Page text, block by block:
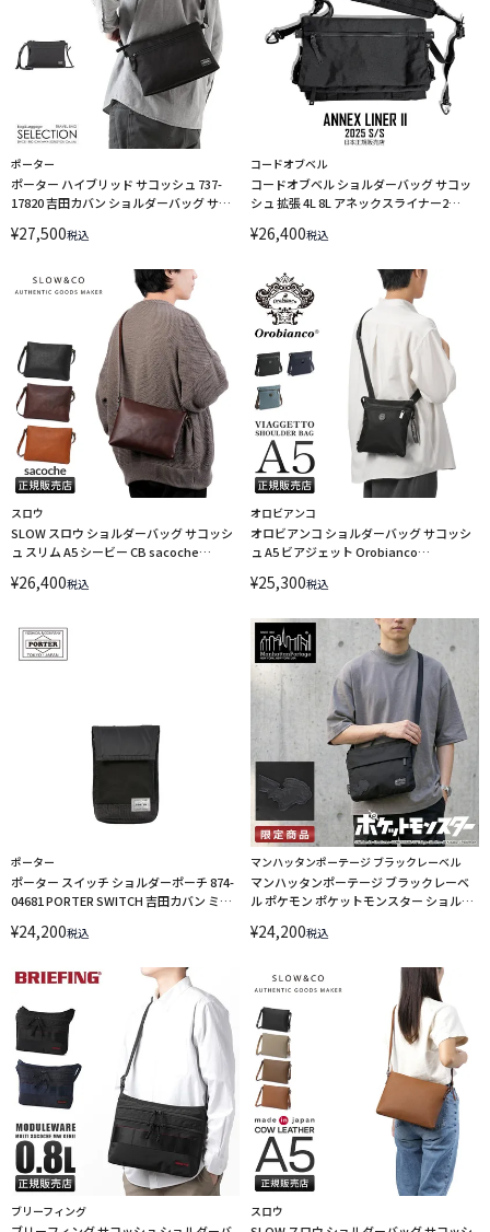
ポーター
ポーター ハイブリッド サコッシュ 737-
17820 吉田カバン ショルダーバッグ サコ
¥27,500税込
コードオブベル
コードオブベル ショルダーバッグ サコッ
シュ 拡張 4L 8L アネックスライナー2
¥26,400税込
スロウ
SLOW スロウ ショルダーバッグ サコッシ
ュ スリム A5 シービー CB sacoche
¥26,400税込
オロビアンコ
オロビアンコ ショルダーバッグ サコッシ
ュ A5 ビアジェット Orobianco
¥25,300税込
ポーター
ポーター スイッチ ショルダーポーチ 874-
04681 PORTER SWITCH 吉田カバン ミニ
¥24,200税込
マンハッタンポーテージ ブラックレーベル
マンハッタンポーテージ ブラックレーベ
ル ポケモン ポケットモンスター ショルダ
BLACK LABEL KENSINGTON SHOULDER
¥24,200税込
ブリーフィング スロウ